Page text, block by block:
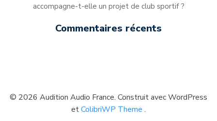
accompagne-t-elle un projet de club sportif ?
Commentaires récents
© 2026 Audition Audio France. Construit avec WordPress
etColibriWP Theme .